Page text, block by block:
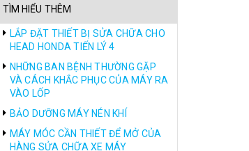
TÌM HIỂU THÊM
LẮP ĐẶT THIẾT BỊ SỬA CHỮA CHO
HEAD HONDA TIẾN LÝ 4
NHỮNG BAN BỆNH THƯỜNG GẶP
VÀ CÁCH KHẮC PHỤC CỦA MÁY RA
VÀO LỐP
BẢO DƯỠNG MÁY NÉN KHÍ
MÁY MÓC CẦN THIẾT ĐỂ MỞ CỦA
HÀNG SỬA CHỮA XE MÁY